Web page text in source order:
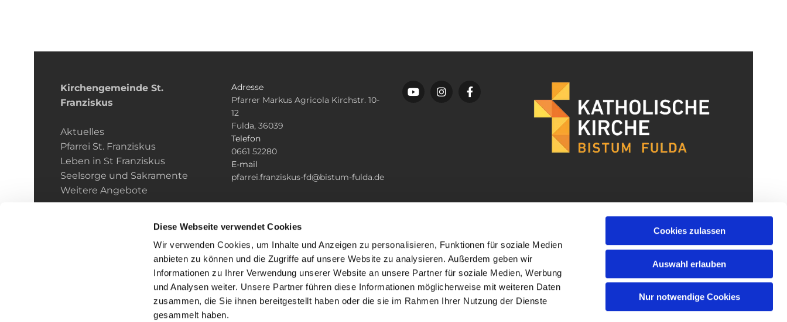
Diese Webseite verwendet Cookies
Wir verwenden Cookies, um Inhalte und Anzeigen zu personalisieren, Funktionen für soziale Medien
anbieten zu können und die Zugriffe auf unsere Website zu analysieren. Außerdem geben wir
Informationen zu Ihrer Verwendung unserer Website an unsere Partner für soziale Medien, Werbung
und Analysen weiter. Unsere Partner führen diese Informationen möglicherweise mit weiteren Daten
zusammen, die Sie ihnen bereitgestellt haben oder die sie im Rahmen Ihrer Nutzung der Dienste
gesammelt haben.
Cookies zulassen
Auswahl erlauben
Nur notwendige Cookies
Kirchengemeinde­­ St.
Franziskus
Aktuelles
Pfarrei St. Franziskus
Leben in St Franziskus
Seelsorge und Sakramente
Weitere Angebote
Adresse
Pfarrer Markus Agricola Kirchstr. 10-
12
Fulda, 36039
Telefon
0661 52280
E-mail
pfarrei.franziskus-fd@bistum-fulda.de
Impressum Datenschutzerklärung ChurchDesk-Login